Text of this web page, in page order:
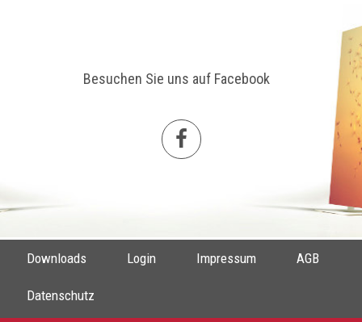
Besuchen Sie uns auf Facebook
Downloads Login Impressum AGB
Datenschutz